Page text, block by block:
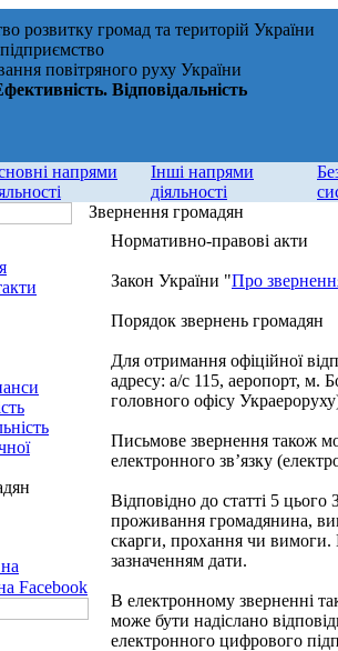
розвитку громад та територій України
повітряного руху України
Відповідальність
напрями
Інші напрями
діяльності
Звернення громадян
Нормативно-правові акти
Закон України "Про
Порядок звернень громадян
Для отримання офіційної
адресу: а/с 115, аеропорт, м.
головного офісу
Письмове звернення також
електронного зв’язку
Відповідно до статті 5 цього
проживання громадянина,
скарги, прохання чи вимоги.
зазначенням дати.
В електронному зверненні
може бути надіслано
електронного цифрового